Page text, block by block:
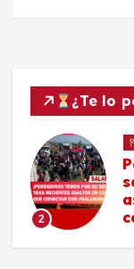
¿Te lo
2